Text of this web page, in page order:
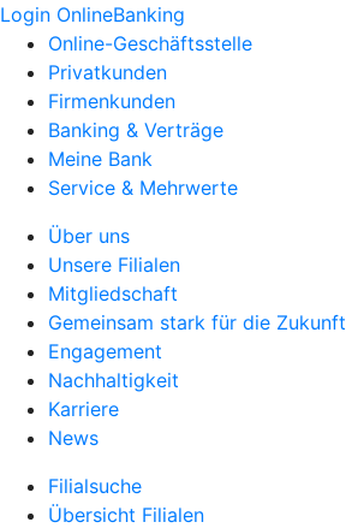
Login OnlineBanking
Online-Geschäftsstelle
Privatkunden
Firmenkunden
Banking & Verträge
Meine Bank
Service & Mehrwerte
Über uns
Unsere Filialen
Mitgliedschaft
Gemeinsam stark für die Zukunft
Engagement
Nachhaltigkeit
Karriere
News
Filialsuche
Übersicht Filialen